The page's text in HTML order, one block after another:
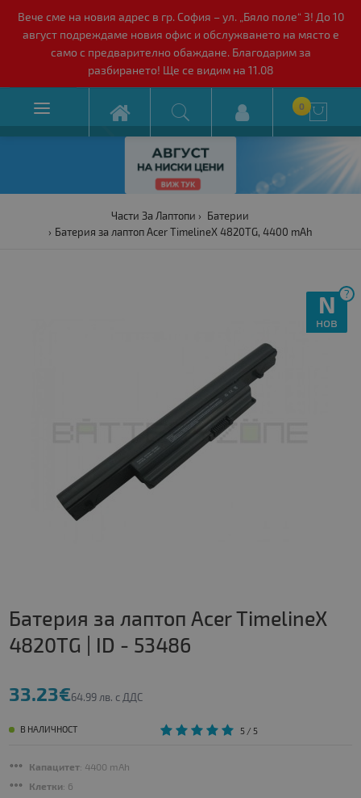
Вече сме на новия адрес в гр. София – ул. „Бяло поле“ 3! До 10
август подреждаме новия офис и обслужването на място е
само с предварително обаждане. Благодарим за
разбирането! Ще се видим на 11.08
 0 
Части За Лаптопи
Батерии
Батерия за лаптоп Acer TimelineX 4820TG, 4400 mAh
?
N
нов
Батерия за лаптоп Acer TimelineX
4820TG | ID - 53486
33.23€64.99 лв. с ДДС
В НАЛИЧНОСТ 5/ 5
Капацитет: 4400 mAh
Клетки: 6